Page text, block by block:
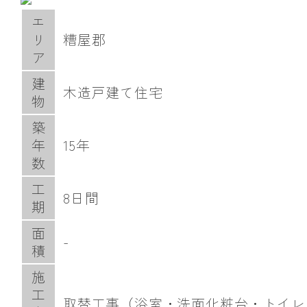
エ
リ
ア
糟屋郡
建
物
木造戸建て住宅
築
年
数
15年
工
期
8日間
面
積
-
施
工